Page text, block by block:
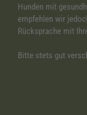
Hunden mit
empfehlen wir
Rücksprache mit
Bitte stets gut